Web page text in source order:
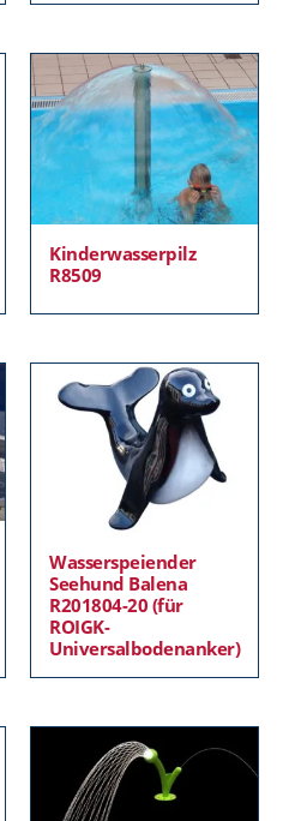
Kinderwasserpilz
R8509
Wasserspeiender
Seehund Balena
R201804-20 (für
ROIGK-
Universalbodenanker)